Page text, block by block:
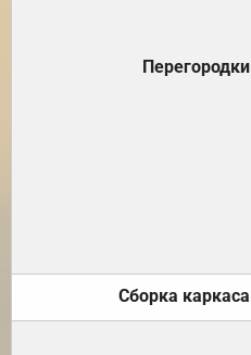
Перегородки
Сборка каркаса